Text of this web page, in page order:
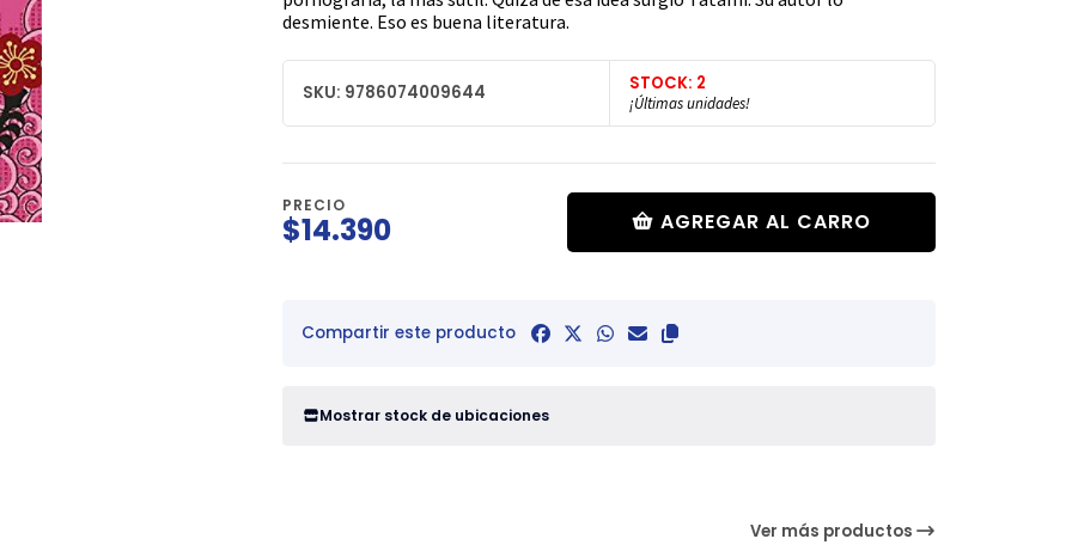
desmiente. Eso es buena literatura.
SKU: 9786074009644 STOCK: 2
¡Últimas unidades!
PRECIO
$14.390 AGREGAR AL CARRO
Compartir este producto
Mostrar stock de ubicaciones
Ver más productos